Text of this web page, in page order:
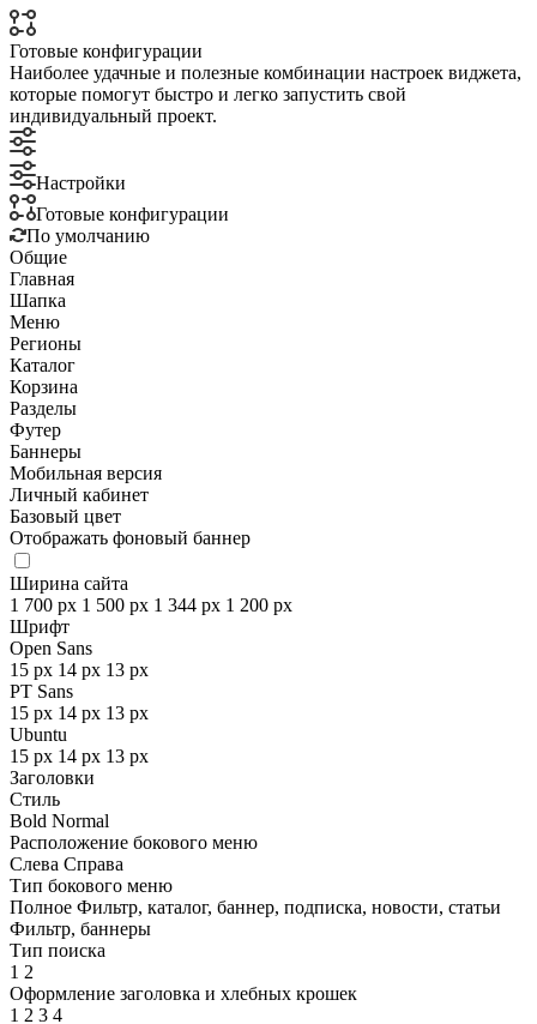
Готовые конфигурации
Наиболее удачные и полезные комбинации настроек виджета,
которые помогут быстро и легко запустить свой
индивидуальный проект.
Настройки
Готовые конфигурации
По умолчанию
Общие
Главная
Шапка
Меню
Регионы
Каталог
Корзина
Разделы
Футер
Баннеры
Мобильная версия
Личный кабинет
Базовый цвет
Отображать фоновый баннер
Ширина сайта
1 700 px 1 500 px 1 344 px 1 200 px
Шрифт
Open Sans
15 px 14 px 13 px
PT Sans
15 px 14 px 13 px
Ubuntu
15 px 14 px 13 px
Заголовки
Стиль
Bold Normal
Расположение бокового меню
Слева Справа
Тип бокового меню
Полное Фильтр, каталог, баннер, подписка, новости, статьи
Фильтр, баннеры
Тип поиска
1 2
Оформление заголовка и хлебных крошек
1 2 3 4